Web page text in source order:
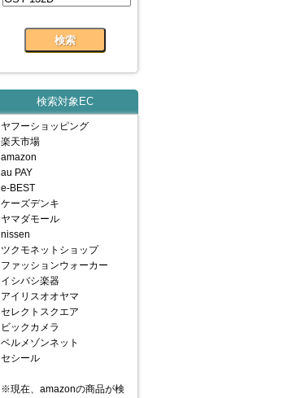
検索対象EC
ヤフーショッピング
楽天市場
amazon
au PAY
e-BEST
ケーズデンキ
ヤマダモール
nissen
ツクモネットショップ
ファッションウォーカー
イシバシ楽器
アイリスオオヤマ
セレクトスクエア
ビックカメラ
ベルメゾンネット
セシール
※現在、amazonの商品が検